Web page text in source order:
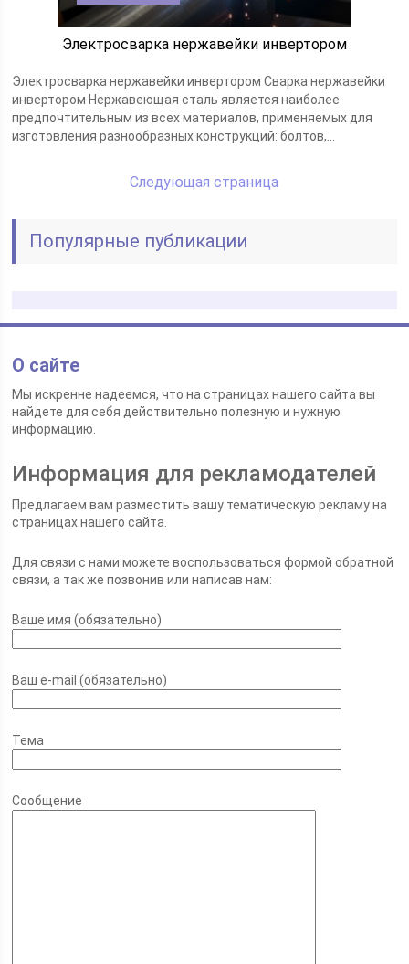
Электросварка нержавейки инвертором
Электросварка нержавейки инвертором Сварка нержавейки
инвертором Нержавеющая сталь является наиболее
предпочтительным из всех материалов, применяемых для
изготовления разнообразных конструкций: болтов,...
Следующая страница
Популярные публикации
О сайте
Мы искренне надеемся, что на страницах нашего сайта вы
найдете для себя действительно полезную и нужную
информацию.
Информация для рекламодателей
Предлагаем вам разместить вашу тематическую рекламу на
страницах нашего сайта.
Для связи с нами можете воспользоваться формой обратной
связи, а так же позвонив или написав нам:
Ваше имя (обязательно)
Ваш e-mail (обязательно)
Тема
Сообщение